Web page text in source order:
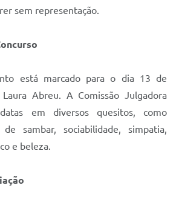
sem representação.
está marcado para o dia 13 de
Abreu. A Comissão Julgadora
em diversos quesitos, como
sambar, sociabilidade, simpatia,
e beleza.